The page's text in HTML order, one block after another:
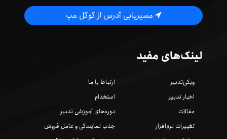
مسیریابی آدرس از گوگل مپ
لینک‌های مفید
ویکی‌تدبیر
اخبار تدبیر
مقالات
تغییرات نرم‌افزار
ارتباط با ما
استخدام
دوره‌های آموزشی تدبیر
جذب نمایندگی و عامل فروش